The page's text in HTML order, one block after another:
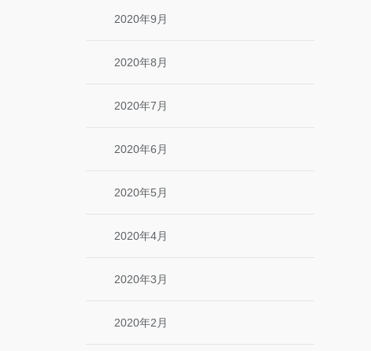
2020年9月
2020年8月
2020年7月
2020年6月
2020年5月
2020年4月
2020年3月
2020年2月